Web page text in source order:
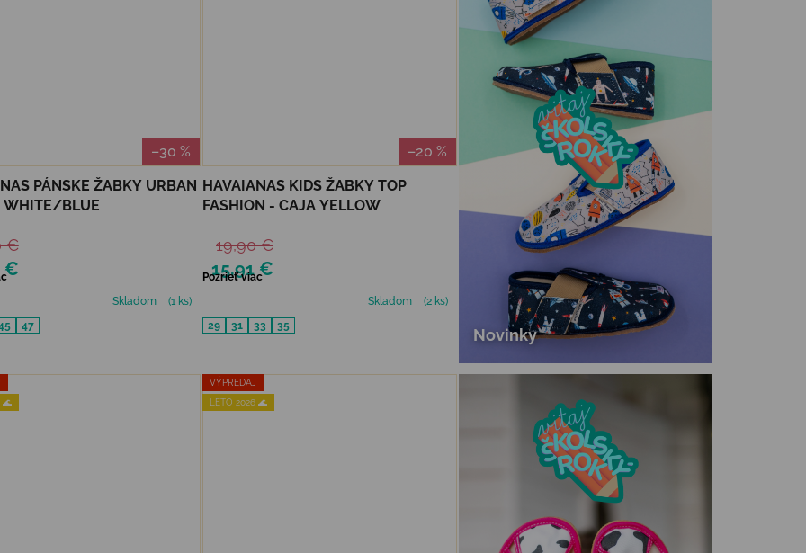
–30 %
PÁNSKE ŽABKY URBAN
WHITE/BLUE
€
€
Skladom
(1 ks)
47
–20 %
HAVAIANAS KIDS ŽABKY TOP
FASHION - CAJA YELLOW
15,91 €
19,90 €
Pozrieť viac
Skladom
(2 ks)
29
31 33 35
Novinky
🌊
VÝPREDAJ
LETO 2026 🌊